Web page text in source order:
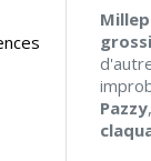
Pazzy